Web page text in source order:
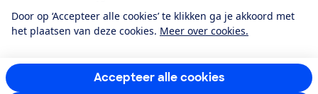
Door op ‘Accepteer alle cookies’ te klikken ga je akkoord met
het plaatsen van deze cookies. Meer over cookies.
Accepteer alle cookies
RSS-feed nieuws
Facebook
TwitterInstagram
YoutubeLinkedIn
12.901consumentenbeoordelen de Consumentenbondmet gemiddeld